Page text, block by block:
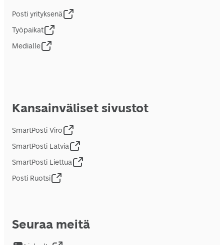
Posti yrityksenä
Työpaikat
Medialle
Kansainväliset sivustot
SmartPosti Viro
SmartPosti Latvia
SmartPosti Liettua
Posti Ruotsi
Seuraa meitä